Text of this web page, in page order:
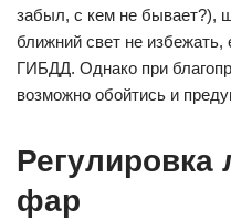
забыл, с кем не бывает?),
ближний свет не
ГИБДД. Однако при
возможно обойтись и
Регулировка
фар